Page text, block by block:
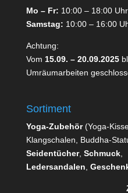
Mo –Fr: 10:00 – 18:00 Uhr
Samstag: 10:00 – 16:00
Achtung:
Vom 15.09. – 20.09.2025
Umräumarbeiten
Sortiment
Yoga-Zubehör(Yoga-
Klangschalen, Buddha-
Seidentücher, Schmuck,
Ledersandalen,